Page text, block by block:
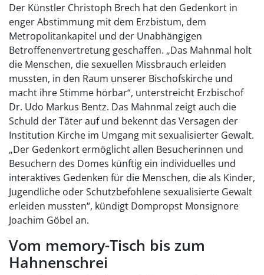
Der Künstler Christoph Brech hat den Gedenkort in
enger Abstimmung mit dem Erzbistum, dem
Metropolitankapitel und der Unabhängigen
Betroffenenvertretung geschaffen. „Das Mahnmal holt
die Menschen, die sexuellen Missbrauch erleiden
mussten, in den Raum unserer Bischofskirche und
macht ihre Stimme hörbar“, unterstreicht Erzbischof
Dr. Udo Markus Bentz. Das Mahnmal zeigt auch die
Schuld der Täter auf und bekennt das Versagen der
Institution Kirche im Umgang mit sexualisierter Gewalt.
„Der Gedenkort ermöglicht allen Besucherinnen und
Besuchern des Domes künftig ein individuelles und
interaktives Gedenken für die Menschen, die als Kinder,
Jugendliche oder Schutzbefohlene sexualisierte Gewalt
erleiden mussten“, kündigt Dompropst Monsignore
Joachim Göbel an.
Vom memory-Tisch bis zum
Hahnenschrei